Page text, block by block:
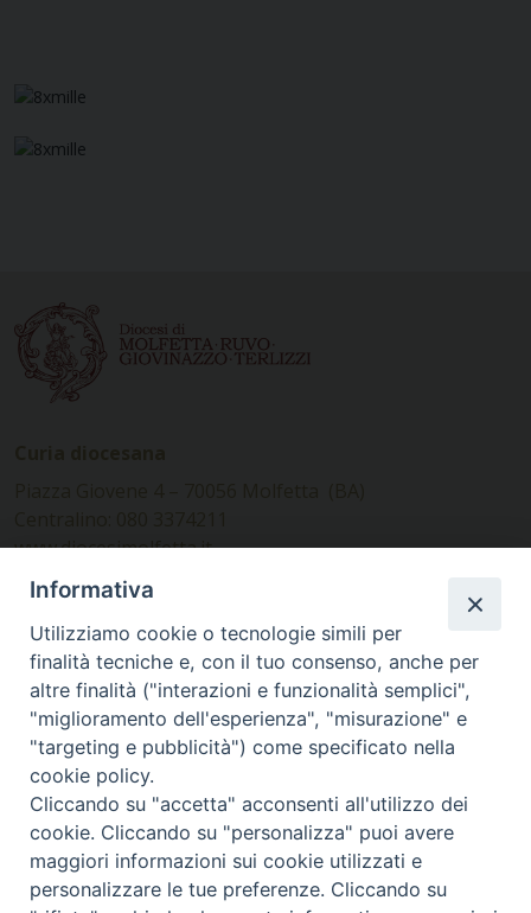
www.diocesimolfetta.it –
diocesimolfetta@pec.chiesacattolica.it
Ufficio Comunicazioni sociali
Piazza Giovene 4 – 70056 Molfetta (BA)
comunicazionisociali@diocesimolfetta.it
SEGUICI SU
Facebook
Instagram
X YouTube
Feed
Informativa
Utilizziamo cookie o tecnologie simili per
finalità tecniche e, con il tuo consenso, anche per
altre finalità ("interazioni e funzionalità semplici",
"miglioramento dell'esperienza", "misurazione" e
"targeting e pubblicità") come specificato nella
cookie policy.
Cliccando su "accetta" acconsenti all'utilizzo dei
cookie. Cliccando su "personalizza" puoi avere
maggiori informazioni sui cookie utilizzati e
personalizzare le tue preferenze. Cliccando su